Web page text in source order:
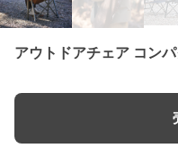
アウトドアチェア コン